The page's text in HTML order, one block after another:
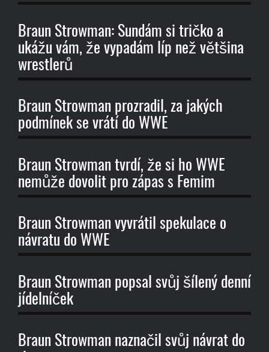
Braun Strowman: Sundám si tričko a
ukážu vám, že vypadám líp než většina
wrestlerů
Braun Strowman prozradil, za jakých
podmínek se vrátí do WWE
Braun Strowman tvrdí, že si ho WWE
nemůže dovolit pro zápas s Femim
Braun Strowman vyvrátil spekulace o
návratu do WWE
Braun Strowman popsal svůj šílený denní
jídelníček
Braun Strowman naznačil svůj návrat do